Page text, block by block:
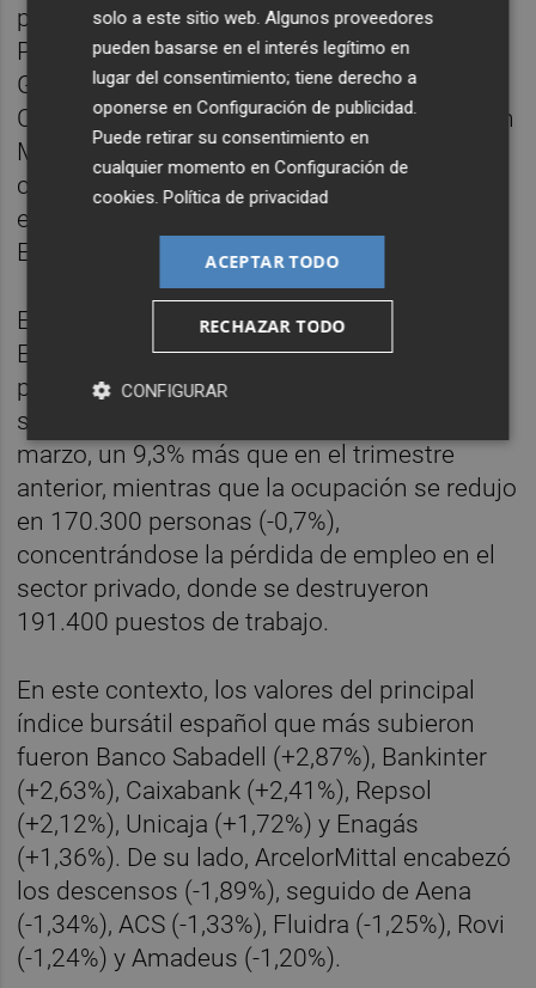
presidenta de la Sociedad Estatal de
Participaciones Industriales (SEPI), Belén
Gualda, han declinado acudir este martes al
Congreso para comparecer ante la Comisión
Mixta de Seguridad Nacional para rendir
cuentas por los movimientos acontecidos
en Indra y Escribano Mechanical and
Engineering (EM&E).
En el plano macro, hoy se ha conocido la
Encuesta de Población Activa (EPA) del
primer trimestre, que refleja que el paro
subió en 231.500 personas entre enero y
marzo, un 9,3% más que en el trimestre
anterior, mientras que la ocupación se redujo
en 170.300 personas (-0,7%),
concentrándose la pérdida de empleo en el
sector privado, donde se destruyeron
191.400 puestos de trabajo.
En este contexto, los valores del principal
índice bursátil español que más subieron
fueron Banco Sabadell (+2,87%), Bankinter
(+2,63%), Caixabank (+2,41%), Repsol
(+2,12%), Unicaja (+1,72%) y Enagás
(+1,36%). De su lado, ArcelorMittal encabezó
los descensos (-1,89%), seguido de Aena
(-1,34%), ACS (-1,33%), Fluidra (-1,25%), Rovi
(-1,24%) y Amadeus (-1,20%).
solo a este sitio web. Algunos proveedores
pueden basarse en el interés legítimo en
lugar del consentimiento; tiene derecho a
oponerse enConfiguración de publicidad.
Puede retirar su consentimiento en
cualquier momento enConfiguración de
cookies.Política de privacidad
ACEPTAR TODO
RECHAZAR TODO
CONFIGURAR